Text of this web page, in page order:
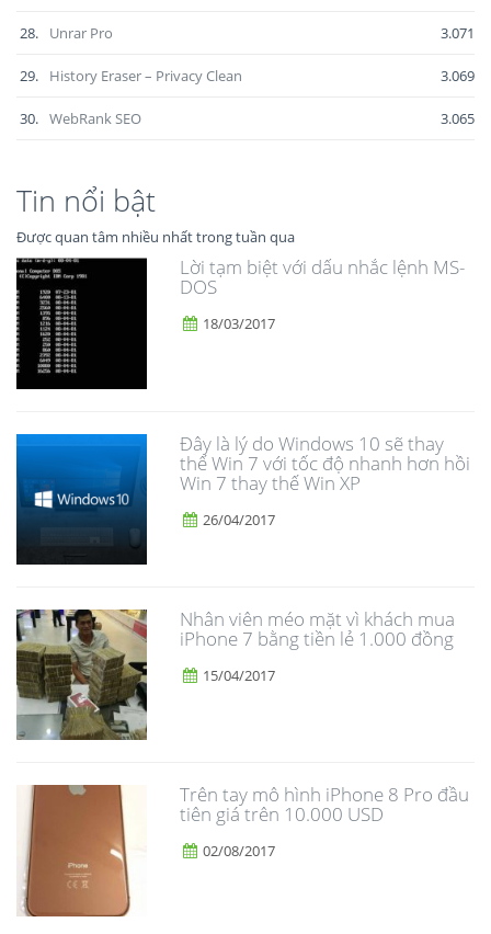
28. Unrar Pro 3.071
29. History Eraser – Privacy Clean 3.069
30. WebRank SEO 3.065
Tin nổi bật
Được quan tâm nhiều nhất trong tuần qua
Lời tạm biệt với dấu nhắc lệnh MS-
DOS
18/03/2017
Đây là lý do Windows 10 sẽ thay
thế Win 7 với tốc độ nhanh hơn hồi
Win 7 thay thế Win XP
26/04/2017
Nhân viên méo mặt vì khách mua
iPhone 7 bằng tiền lẻ 1.000 đồng
15/04/2017
Trên tay mô hình iPhone 8 Pro đầu
tiên giá trên 10.000 USD
02/08/2017